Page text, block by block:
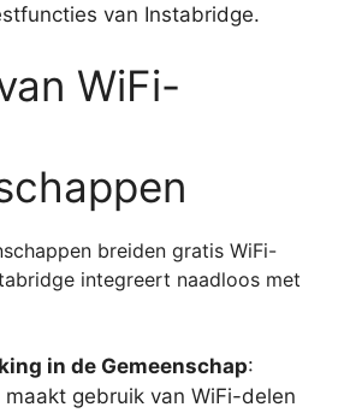
van Instabridge.
WiFi-
breiden gratis WiFi-
integreert naadloos met
in de Gemeenschap:
gebruik van WiFi-delen